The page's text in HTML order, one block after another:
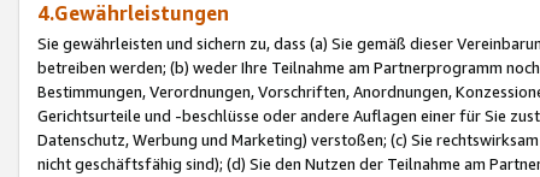
4.Gewährleistungen
Sie gewährleisten und sichern zu, dass (a) Sie gemäß dieser
betreiben werden; (b) weder Ihre Teilnahme am Partnerprogramm
Bestimmungen, Verordnungen, Vorschriften, Anordnungen,
Gerichtsurteile und -beschlüsse oder andere Auflagen einer für Sie
Datenschutz, Werbung und Marketing) verstoßen; (c) Sie
nicht geschäftsfähig sind); (d) Sie den Nutzen der Teilnahme am